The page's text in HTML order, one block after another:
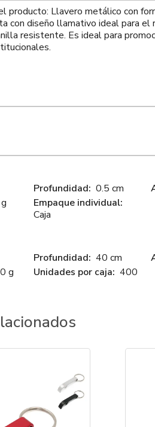
producto: Llavero metálico con
con diseño llamativo ideal para el
resistente. Es ideal para
Profundidad: 0.5 cm
Empaque individual:
Caja
g
Profundidad: 40 cm
Unidades por caja: 400